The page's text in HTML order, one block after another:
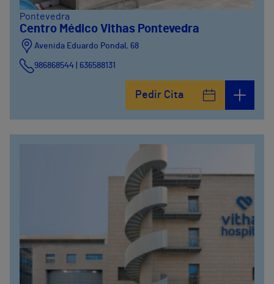
Pontevedra
Centro Médico Vithas Pontevedra
Avenida Eduardo Pondal, 68
986868544 | 636588131
Pedir Cita